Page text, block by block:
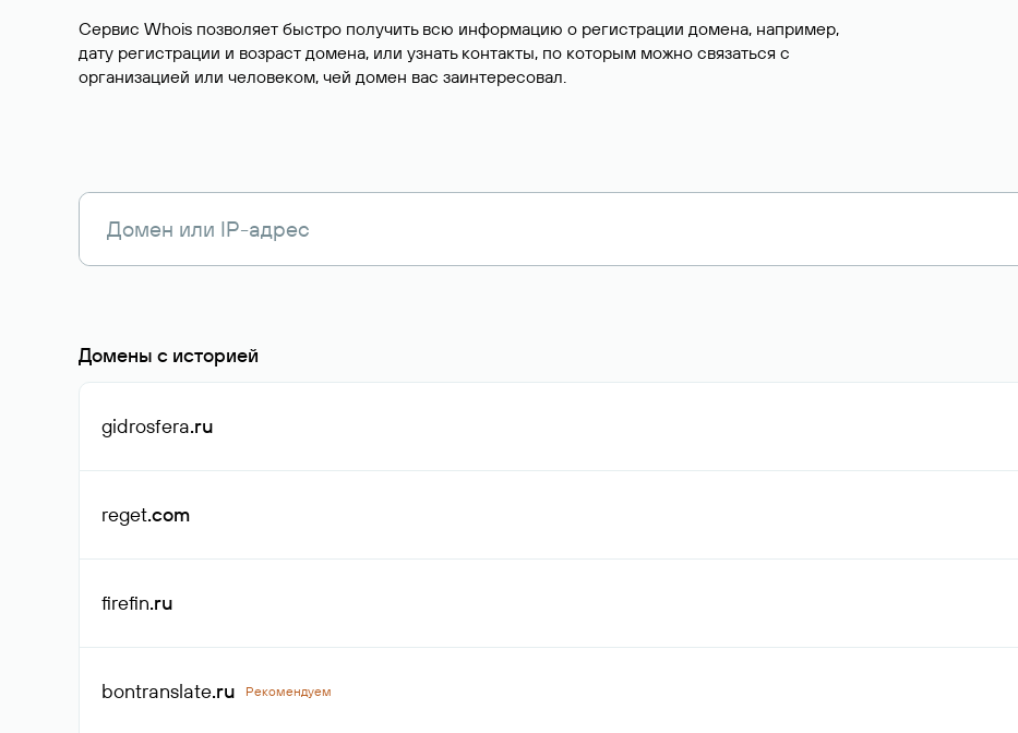
Сервис Whois позволяет быстро получить всю информацию о регистрации домена, например,
дату регистрации и возраст домена, или узнать контакты, по которым можно связаться с
организацией или человеком, чей домен вас заинтересовал.
Домены с историей
gidrosfera.ru
reget.com
firefin.ru
bontranslate.ru Рекомендуем